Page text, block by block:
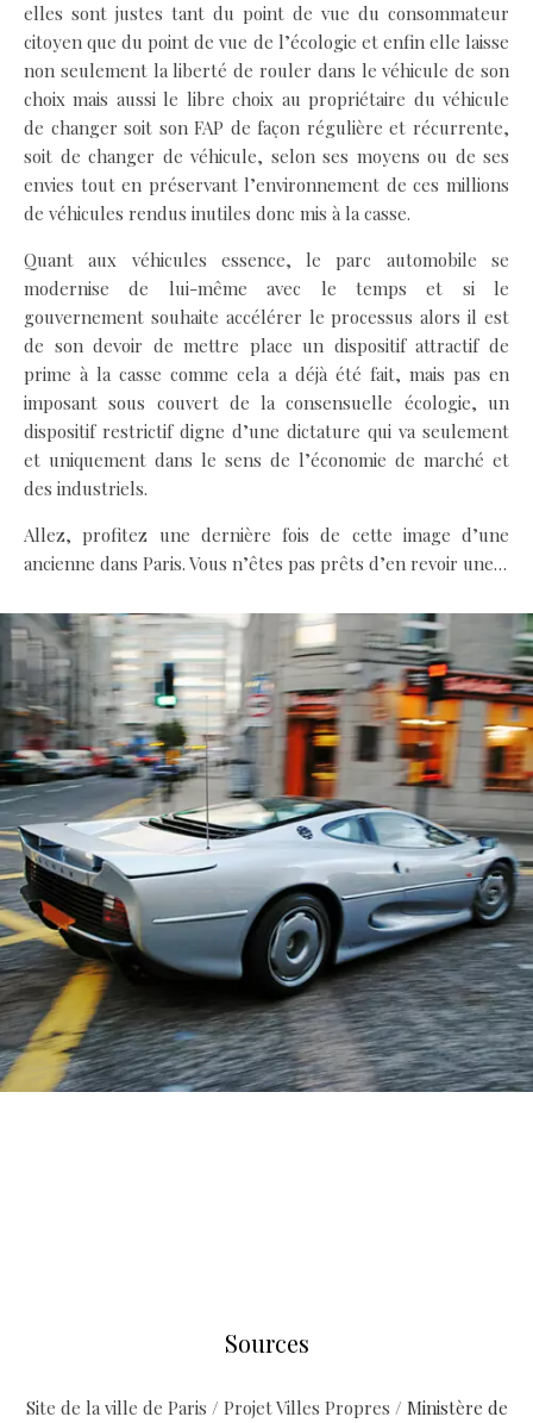
elles sont justes tant du point de vue du consommateur
citoyen que du point de vue de l’écologie et enfin elle laisse
non seulement la liberté de rouler dans le véhicule de son
choix mais aussi le libre choix au propriétaire du véhicule
de changer soit son FAP de façon régulière et récurrente,
soit de changer de véhicule, selon ses moyens ou de ses
envies tout en préservant l’environnement de ces millions
de véhicules rendus inutiles donc mis à la casse.
Quant aux véhicules essence, le parc automobile se
modernise de lui-même avec le temps et si le
gouvernement souhaite accélérer le processus alors il est
de son devoir de mettre place un dispositif attractif de
prime à la casse comme cela a déjà été fait, mais pas en
imposant sous couvert de la consensuelle écologie, un
dispositif restrictif digne d’une dictature qui va seulement
et uniquement dans le sens de l’économie de marché et
des industriels.
Allez, profitez une dernière fois de cette image d’une
ancienne dans Paris. Vous n’êtes pas prêts d’en revoir une…
Sources
Site de la ville de Paris / Projet Villes Propres / Ministère de